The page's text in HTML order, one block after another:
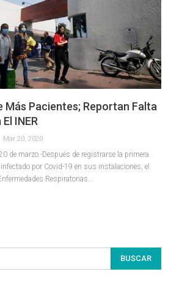
Más Pacientes; Reportan Falta
INER
Mar 20, 2020
de marzo.-Después de registrarse la primera
por Covid-19 en sus instalaciones, el
Respiratorias…